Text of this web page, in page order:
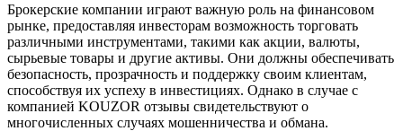
Брокерские компании играют важную роль на финансовом
рынке, предоставляя инвесторам возможность торговать
различными инструментами, такими как акции, валюты,
сырьевые товары и другие активы. Они должны обеспечивать
безопасность, прозрачность и поддержку своим клиентам,
способствуя их успеху в инвестициях. Однако в случае с
компанией KOUZOR отзывы свидетельствуют о
многочисленных случаях мошенничества и обмана.